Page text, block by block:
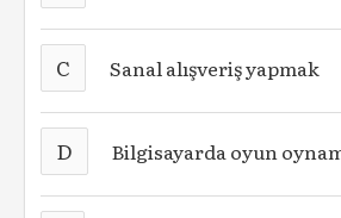
C Sanal alışveriş yapmak
D Bilgisayarda oyun